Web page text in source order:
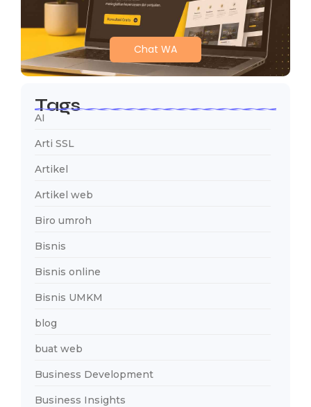
Chat WA
Tags
AI
Arti SSL
Artikel
Artikel web
Biro umroh
Bisnis
Bisnis online
Bisnis UMKM
blog
buat web
Business Development
Business Insights